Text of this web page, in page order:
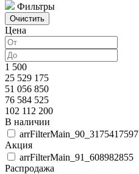
Фильтры
Цена
1 500
25 529 175
51 056 850
76 584 525
102 112 200
В наличии
arrFilterMain_90_3175417597
Акция
arrFilterMain_91_608982855
Распродажа